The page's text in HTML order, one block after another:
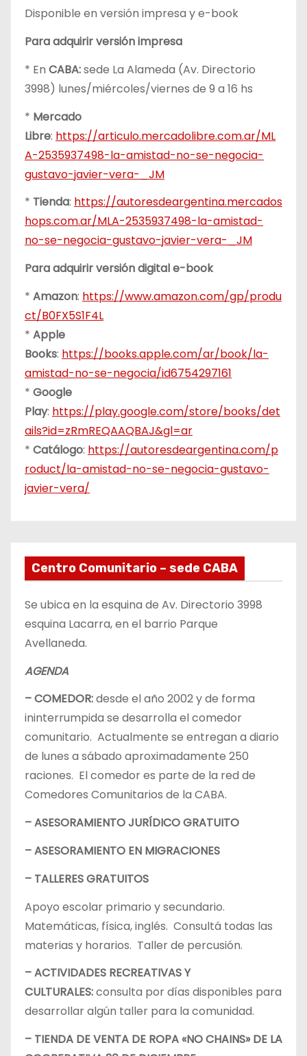
Disponible en versión impresa y e-book
Para adquirir versión impresa
* En CABA:sede La Alameda (Av. Directorio
3998) lunes/miércoles/viernes de 9 a 16 hs
* Mercado
Libre: https://articulo.mercadolibre.com.ar/ML
A-2535937498-la-amistad-no-se-negocia-
gustavo-javier-vera-_JM
* Tienda: https://autoresdeargentina.mercados
hops.com.ar/MLA-2535937498-la-amistad-
no-se-negocia-gustavo-javier-vera-_JM
Para adquirir versión digital e-book
* Amazon: https://www.amazon.com/gp/produ
ct/B0FX5S1F4L
* Apple
Books: https://books.apple.com/ar/book/la-
amistad-no-se-negocia/id6754297161
* Google
Play: https://play.google.com/store/books/det
ails?id=zRmREQAAQBAJ&gl=ar
* Catálogo: https://autoresdeargentina.com/p
roduct/la-amistad-no-se-negocia-gustavo-
javier-vera/
Centro Comunitario – sede CABA
Se ubica en la esquina de Av. Directorio 3998
esquina Lacarra, en el barrio Parque
Avellaneda.
AGENDA
– COMEDOR:desde el año 2002 y de forma
ininterrumpida se desarrolla el comedor
comunitario. Actualmente se entregan a diario
de lunes a sábado aproximadamente 250
raciones. El comedor es parte de la red de
Comedores Comunitarios de la CABA.
– ASESORAMIENTO JURÍDICO GRATUITO
– ASESORAMIENTO EN MIGRACIONES
– TALLERES GRATUITOS
Apoyo escolar primario y secundario.
Matemáticas, física, inglés. Consultá todas las
materias y horarios. Taller de percusión.
– ACTIVIDADES RECREATIVAS Y
CULTURALES:consulta por días disponibles para
desarrollar algún taller para la comunidad.
– TIENDA DE VENTA DE ROPA «NO CHAINS» DE LA